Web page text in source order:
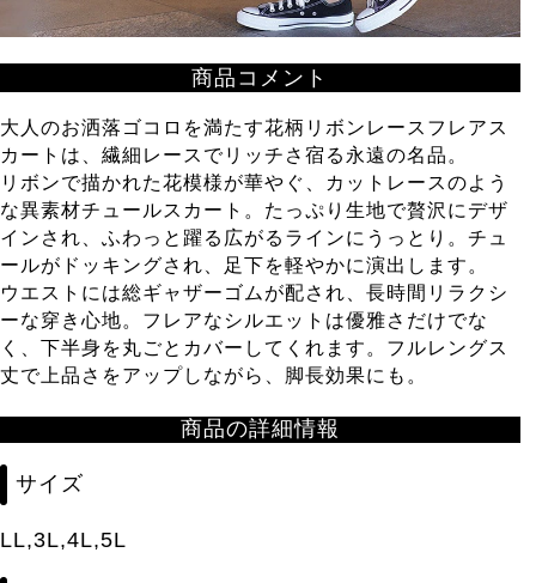
商品コメント
大人のお洒落ゴコロを満たす花柄リボンレースフレアス
カートは、繊細レースでリッチさ宿る永遠の名品。
リボンで描かれた花模様が華やぐ、カットレースのよう
な異素材チュールスカート。たっぷり生地で贅沢にデザ
インされ、ふわっと躍る広がるラインにうっとり。チュ
ールがドッキングされ、足下を軽やかに演出します。
ウエストには総ギャザーゴムが配され、長時間リラクシ
ーな穿き心地。フレアなシルエットは優雅さだけでな
く、下半身を丸ごとカバーしてくれます。フルレングス
丈で上品さをアップしながら、脚長効果にも。
商品の詳細情報
サイズ
LL,3L,4L,5L